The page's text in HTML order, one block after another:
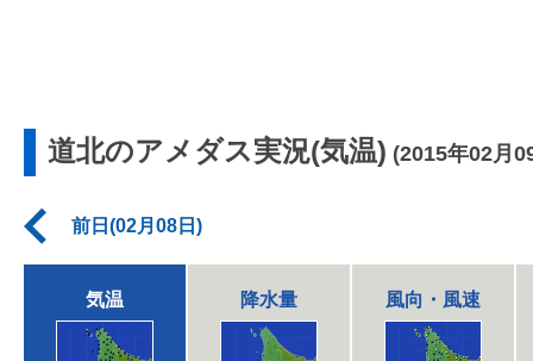
道北のアメダス実況(気温) (2015年02月
前日(02月08日)
気温 降水量 風向・風速